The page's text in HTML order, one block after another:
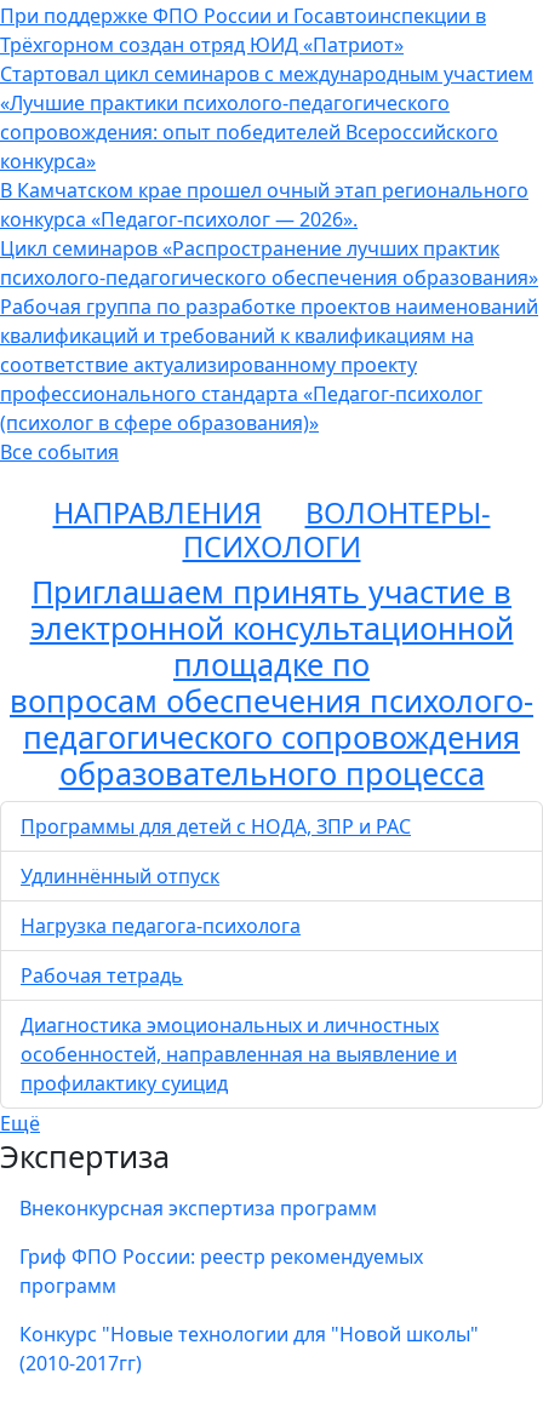
При поддержке ФПО России и Госавтоинспекции в
Трёхгорном создан отряд ЮИД «Патриот»
Стартовал цикл семинаров с международным участием
«Лучшие практики психолого-педагогического
сопровождения: опыт победителей Всероссийского
конкурса»
В Камчатском крае прошел очный этап регионального
конкурса «Педагог-психолог — 2026».
Цикл семинаров «Распространение лучших практик
психолого-педагогического обеспечения образования»
Рабочая группа по разработке проектов наименований
квалификаций и требований к квалификациям на
соответствие актуализированному проекту
профессионального стандарта «Педагог-психолог
(психолог в сфере образования)»
Все события
НАПРАВЛЕНИЯ
ВОЛОНТЕРЫ-
ПСИХОЛОГИ
Приглашаем принять участие в
электронной консультационной
площадке по
вопросам обеспечения психолого-
педагогического сопровождения
образовательного процесса
Программы для детей с НОДА, ЗПР и РАС
Удлиннённый отпуск
Нагрузка педагога-психолога
Рабочая тетрадь
Диагностика эмоциональных и личностных
особенностей, направленная на выявление и
профилактику суицид
Ещё
Экспертиза
Внеконкурсная экспертиза программ
Гриф ФПО России: реестр рекомендуемых
программ
Конкурс "Новые технологии для "Новой школы"
(2010-2017гг)